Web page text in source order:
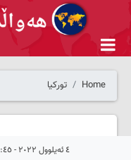
Home تورکیا
٤ ئەیلوول ٢٠٢٢ - ١٤:٤٥